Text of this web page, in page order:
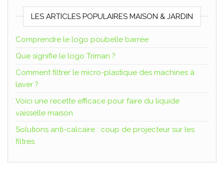
LES ARTICLES POPULAIRES MAISON & JARDIN
Comprendre le logo poubelle barrée
Que signifie le logo Triman ?
Comment filtrer le micro-plastique des machines à
laver ?
Voici une recette efficace pour faire du liquide
vaisselle maison
Solutions anti-calcaire : coup de projecteur sur les
filtres